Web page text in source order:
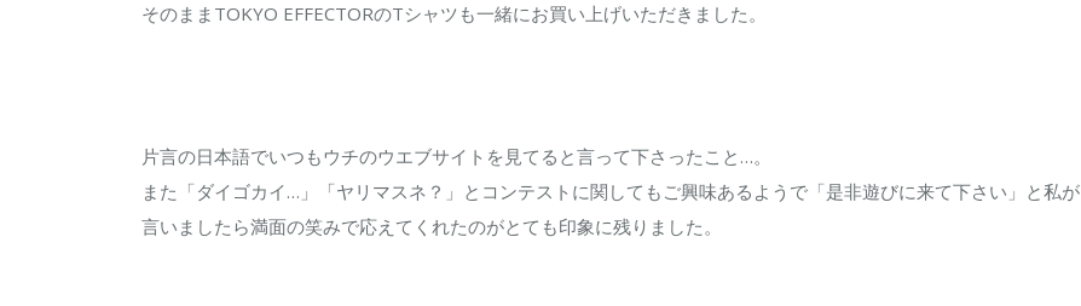
そのままTOKYO EFFECTORのTシャツも一緒にお買い上げいただきました。
片言の日本語でいつもウチのウエブサイトを見てると言って下さったこと…。
また「ダイゴカイ…」「ヤリマスネ？」とコンテストに関してもご興味あるようで「是非遊びに来て下さい」と私が
言いましたら満面の笑みで応えてくれたのがとても印象に残りました。